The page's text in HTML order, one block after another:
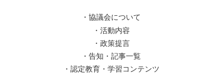
・ 協議会について
・ 活動内容
・ 政策提言
・ 告知・記事一覧
・ 認定教育・学習コンテンツ